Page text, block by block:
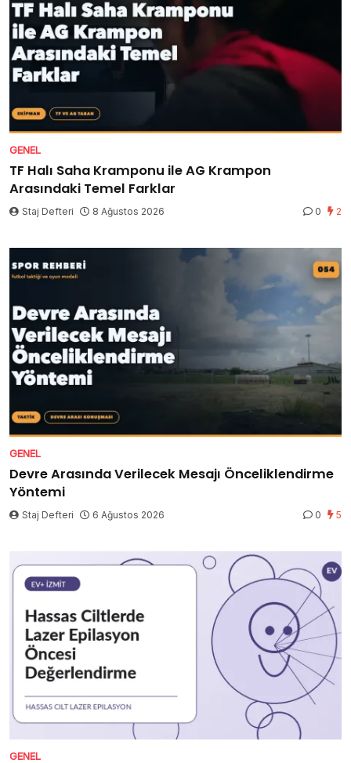
GENEL
TF Halı Saha Kramponu ile AG Krampon
Arasındaki Temel Farklar
Staj Defteri 8 Ağustos 2026 0 2
GENEL
Devre Arasında Verilecek Mesajı Önceliklendirme
Yöntemi
Staj Defteri 6 Ağustos 2026 0 5
GENEL